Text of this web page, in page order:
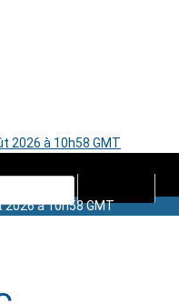
2026 à 10h58 GMT
2026 à 10h58 GMT